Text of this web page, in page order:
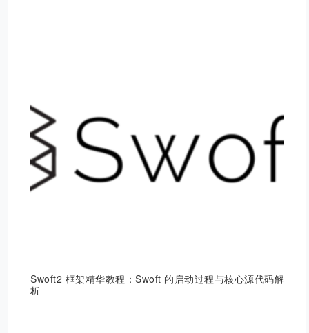
Swoft2 框架精华教程：Swoft 的启动过程与核心源代码解
析